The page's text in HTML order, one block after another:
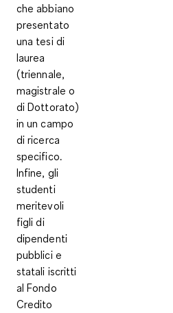
che abbiano
presentato
una tesi di
laurea
(triennale,
magistrale o
di Dottorato)
in un campo
di ricerca
specifico.
Infine, gli
studenti
meritevoli
figli di
dipendenti
pubblici e
statali iscritti
al Fondo
Credito